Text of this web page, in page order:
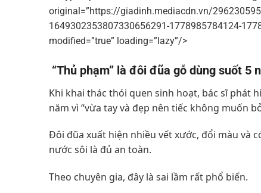
original=”https://giadinh.mediacdn.vn/
1649302353807330656291-1778985784124-
modified=”true” loading=”lazy”/>
“Thủ phạm” là đôi đũa gỗ dùng suốt 5
Khi khai thác thói quen sinh hoạt, bác sĩ phát
năm vì “vừa tay và đẹp nên tiếc không muốn
Đôi đũa xuất hiện nhiều vết xước, đổi màu và
nước sôi là đủ an toàn.
Theo chuyên gia, đây là sai lầm rất phổ biến.